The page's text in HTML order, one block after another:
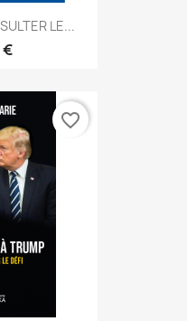
LE...
€
favorite_border